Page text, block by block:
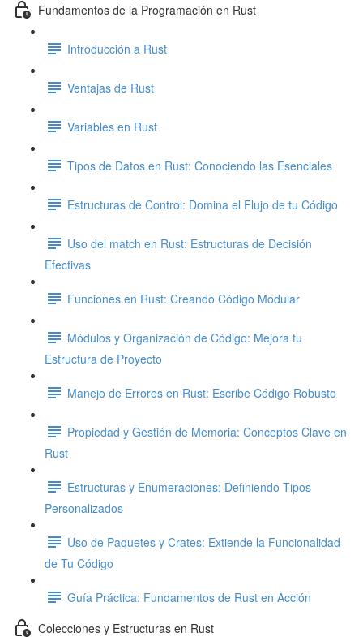
Fundamentos de la Programación en Rust
Introducción a Rust
Ventajas de Rust
Variables en Rust
Tipos de Datos en Rust: Conociendo las Esenciales
Estructuras de Control: Domina el Flujo de tu Código
Uso del match en Rust: Estructuras de Decisión
Efectivas
Funciones en Rust: Creando Código Modular
Módulos y Organización de Código: Mejora tu
Estructura de Proyecto
Manejo de Errores en Rust: Escribe Código Robusto
Propiedad y Gestión de Memoria: Conceptos Clave en
Rust
Estructuras y Enumeraciones: Definiendo Tipos
Personalizados
Uso de Paquetes y Crates: Extiende la Funcionalidad
de Tu Código
Guía Práctica: Fundamentos de Rust en Acción
Colecciones y Estructuras en Rust